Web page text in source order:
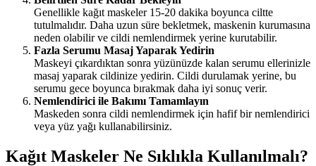
Genellikle kağıt maskeler 15-20 dakika boyunca ciltte
tutulmalıdır. Daha uzun süre bekletmek, maskenin kurumasına
neden olabilir ve cildi nemlendirmek yerine kurutabilir.
Fazla Serumu Masaj Yaparak Yedirin
Maskeyi çıkardıktan sonra yüzünüzde kalan serumu ellerinizle
masaj yaparak cildinize yedirin. Cildi durulamak yerine, bu
serumu gece boyunca bırakmak daha iyi sonuç verir.
Nemlendirici ile Bakımı Tamamlayın
Maskeden sonra cildi nemlendirmek için hafif bir nemlendirici
veya yüz yağı kullanabilirsiniz.
Kağıt Maskeler Ne Sıklıkla Kullanılmalı?